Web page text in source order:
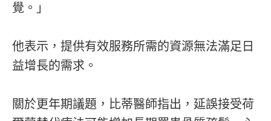
覺。」
他表示，提供有效服務所需的資源無法滿足日
益增長的需求。
關於更年期議題，比蒂醫師指出，延誤接受荷